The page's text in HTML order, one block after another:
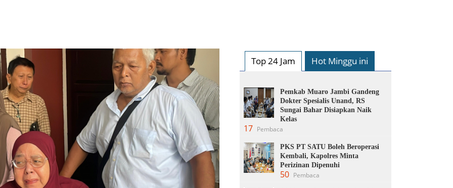
Top 24 Jam Hot Minggu ini
Pemkab Muaro Jambi Gandeng
Dokter Spesialis Unand, RS
Sungai Bahar Disiapkan Naik
Kelas
17 Pembaca
PKS PT SATU Boleh Beroperasi
Kembali, Kapolres Minta
Perizinan Dipenuhi
50 Pembaca